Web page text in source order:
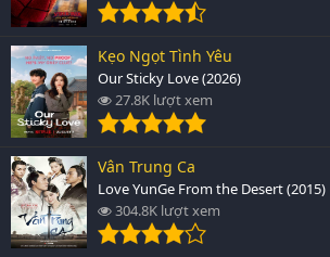
Kẹo Ngọt Tình Yêu
Our Sticky Love (2026)
27.8K lượt xem
Vân Trung Ca
Love YunGe From the Desert (2015)
304.8K lượt xem